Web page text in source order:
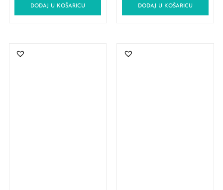
DODAJ U KOŠARICU DODAJ U KOŠARICU